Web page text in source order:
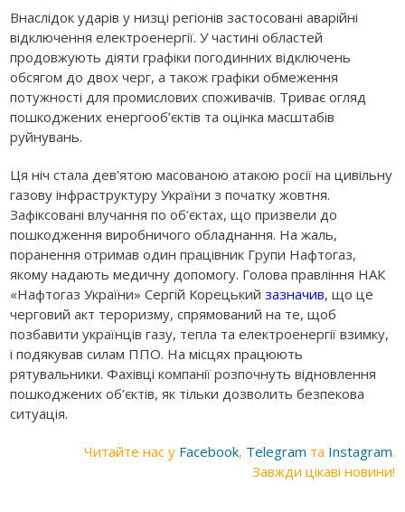
Внаслідок ударів у низці регіонів застосовані аварійні
відключення електроенергії. У частині областей
продовжують діяти графіки погодинних відключень
обсягом до двох черг, а також графіки обмеження
потужності для промислових споживачів. Триває огляд
пошкоджених енергооб’єктів та оцінка масштабів
руйнувань.
Ця ніч стала дев'ятою масованою атакою росії на цивільну
газову інфраструктуру України з початку жовтня.
Зафіксовані влучання по об’єктах, що призвели до
пошкодження виробничого обладнання. На жаль,
поранення отримав один працівник Групи Нафтогаз,
якому надають медичну допомогу. Голова правління НАК
«Нафтогаз України» Сергій Корецькийзазначив, що це
черговий акт тероризму, спрямований на те, щоб
позбавити українців газу, тепла та електроенергії взимку,
і подякував силам ППО. На місцях працюють
рятувальники. Фахівці компанії розпочнуть відновлення
пошкоджених об’єктів, як тільки дозволить безпекова
ситуація.
Читайте нас у Facebook, Telegram та Instagram.
Завжди цікаві новини!